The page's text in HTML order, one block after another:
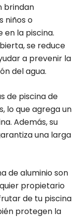
brindan
niños o
la piscina.
se reduce
a prevenir la
del agua.
de piscina de
lo que agrega un
Además, su
una larga
de aluminio son
propietario
de tu piscina
protegen la